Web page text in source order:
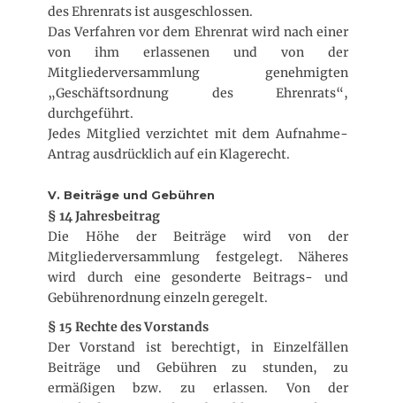
des Ehrenrats ist ausgeschlossen.
Das Verfahren vor dem Ehrenrat wird nach einer
von ihm erlassenen und von der
Mitgliederversammlung genehmigten
„Geschäftsordnung des Ehrenrats“,
durchgeführt.
Jedes Mitglied verzichtet mit dem Aufnahme-
Antrag ausdrücklich auf ein Klagerecht.
V. Beiträge und Gebühren
§ 14 Jahresbeitrag
Die Höhe der Beiträge wird von der
Mitgliederversammlung festgelegt. Näheres
wird durch eine gesonderte Beitrags- und
Gebührenordnung einzeln geregelt.
§ 15 Rechte des Vorstands
Der Vorstand ist berechtigt, in Einzelfällen
Beiträge und Gebühren zu stunden, zu
ermäßigen bzw. zu erlassen. Von der